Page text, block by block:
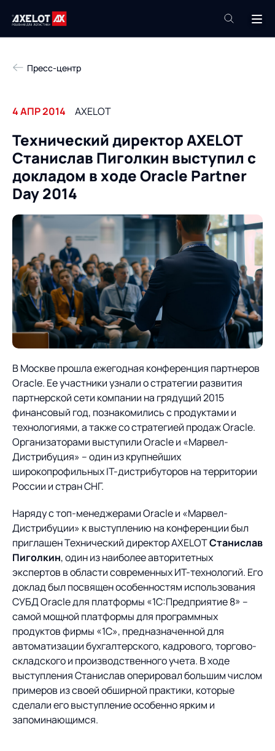
Техподдержка
Компания
Продукты
Роботизация
Академия
База знаний
Услуги
Пресс-центр
Контакты
О компании
О компании
ИТ-аккредитация
Партнеры
Импортозамещение
Продукты
Управление цепями
поставок
Управление складами
Управление перевозками
и транспортным парком
Интегрированное
планирование
Управление
терминалом
Оптимизация в цепях
поставок
Управление двором
Логистический
консалтинг
Роботизация
Оборудование для склада
Услуги
Логистический
консалтинг
Автоматизация
процессов
Техническое оснащение
Постпроектное
Нетворкинг и обмен
опытом вместе с AXELOT
Облачные сервисы
Формирование центров
компетенций
Пресс-центр
Новости
Мероприятия
СМИ о нас
Архив мероприятий
Проекты
Проекты
Контакты
Контакты
Академия
Предложение для
учебных заведений
База знаний
База знаний
Пресс-центр
4 АПР 2014 AXELOT
Технический директор AXELOT
Станислав Пиголкин выступил с
докладом в ходе Oracle Partner
Day 2014
В Москве прошла ежегодная конференция партнеров
Oracle. Ее участники узнали о стратегии развития
партнерской сети компании на грядущий 2015
финансовый год, познакомились с продуктами и
технологиями, а также со стратегией продаж Oracle.
Организаторами выступили Oracle и «Марвел-
Дистрибуция» – один из крупнейших
широкопрофильных IT-дистрибуторов на территории
России и стран СНГ.
Наряду с топ-менеджерами Oracle и «Марвел-
Дистрибуции» к выступлению на конференции был
приглашен Технический директор AXELOTСтанислав
Пиголкин, один из наиболее авторитетных
экспертов в области современных ИТ-технологий. Его
доклад был посвящен особенностям использования
СУБД Oracle для платформы «1С:Предприятие 8» –
самой мощной платформы для программных
продуктов фирмы «1С», предназначенной для
автоматизации бухгалтерского, кадрового, торгово-
складского и производственного учета. В ходе
выступления Станислав оперировал большим числом
примеров из своей обширной практики, которые
сделали его выступление особенно ярким и
запоминающимся.